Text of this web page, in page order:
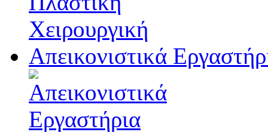
Απεικονιστικά